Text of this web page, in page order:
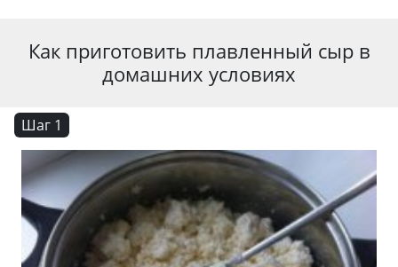
Как приготовить плавленный сыр в
домашних условиях
Шаг 1